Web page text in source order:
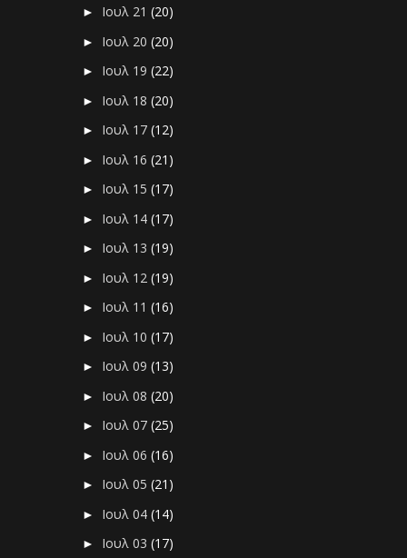
► Ιουλ 21(20)
► Ιουλ 20(20)
► Ιουλ 19(22)
► Ιουλ 18(20)
► Ιουλ 17(12)
► Ιουλ 16(21)
► Ιουλ 15(17)
► Ιουλ 14(17)
► Ιουλ 13(19)
► Ιουλ 12(19)
► Ιουλ 11(16)
► Ιουλ 10(17)
► Ιουλ 09(13)
► Ιουλ 08(20)
► Ιουλ 07(25)
► Ιουλ 06(16)
► Ιουλ 05(21)
► Ιουλ 04(14)
► Ιουλ 03(17)